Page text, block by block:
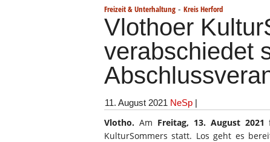
Freizeit & Unterhaltung - Kreis Herford
Vlothoer
verabschiedet
11. August 2021 NeSp |
Vlotho. Am Freitag, 13. August 2021
KulturSommers statt. Los geht es